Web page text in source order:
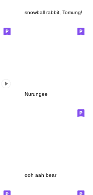
snowball rabbit, Tomung!
Nurungee
ooh aah bear